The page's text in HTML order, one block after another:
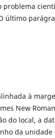
último
à
New
do local, a
da